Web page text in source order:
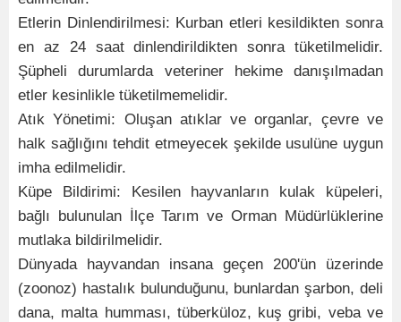
Etlerin Dinlendirilmesi: Kurban etleri kesildikten sonra
en az 24 saat dinlendirildikten sonra tüketilmelidir.
Şüpheli durumlarda veteriner hekime danışılmadan
etler kesinlikle tüketilmemelidir.
Atık Yönetimi: Oluşan atıklar ve organlar, çevre ve
halk sağlığını tehdit etmeyecek şekilde usulüne uygun
imha edilmelidir.
Küpe Bildirimi: Kesilen hayvanların kulak küpeleri,
bağlı bulunulan İlçe Tarım ve Orman Müdürlüklerine
mutlaka bildirilmelidir.
Dünyada hayvandan insana geçen 200'ün üzerinde
(zoonoz) hastalık bulunduğunu, bunlardan şarbon, deli
dana, malta humması, tüberküloz, kuş gribi, veba ve